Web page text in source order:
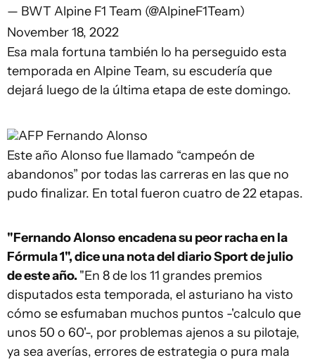
— BWT Alpine F1 Team (@AlpineF1Team)
November 18, 2022
Esa mala fortuna también lo ha perseguido esta
temporada en Alpine Team, su escudería que
dejará luego de la última etapa de este domingo.
AFP Fernando Alonso
Este año Alonso fue llamado “campeón de
abandonos” por todas las carreras en las que no
pudo finalizar. En total fueron cuatro de 22 etapas.
"Fernando Alonsoencadena su peor racha en la
Fórmula 1", dice una nota del diario Sport de julio
de este año. "En 8 de los 11 grandes premios
disputados esta temporada, el asturiano ha visto
cómo se esfumaban muchos puntos -'calculo que
unos 50 o 60'-, por problemas ajenos a su pilotaje,
ya sea averías, errores de estrategia o pura mala